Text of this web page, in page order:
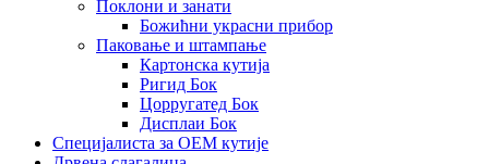
Поклони и занати
Божићни украсни прибор
Паковање и штампање
Картонска кутија
Ригид Бок
Цорругатед Бок
Дисплаи Бок
Специјалиста за ОЕМ кутије